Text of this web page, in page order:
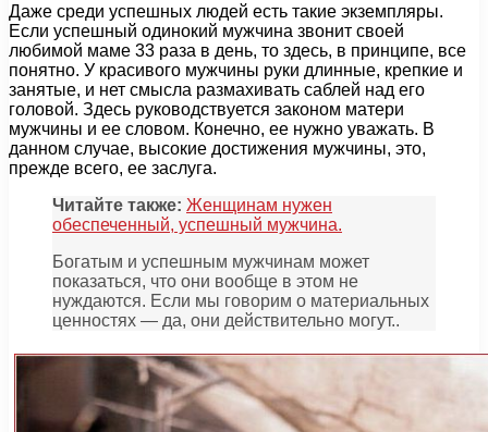
Даже среди успешных людей есть такие экземпляры.
Если успешный одинокий мужчина звонит своей
любимой маме 33 раза в день, то здесь, в принципе, все
понятно. У красивого мужчины руки длинные, крепкие и
занятые, и нет смысла размахивать саблей над его
головой. Здесь руководствуется законом матери
мужчины и ее словом. Конечно, ее нужно уважать. В
данном случае, высокие достижения мужчины, это,
прежде всего, ее заслуга.
Читайте также: Женщинам нужен
обеспеченный, успешный мужчина.
Богатым и успешным мужчинам может
показаться, что они вообще в этом не
нуждаются. Если мы говорим о материальных
ценностях — да, они действительно могут..